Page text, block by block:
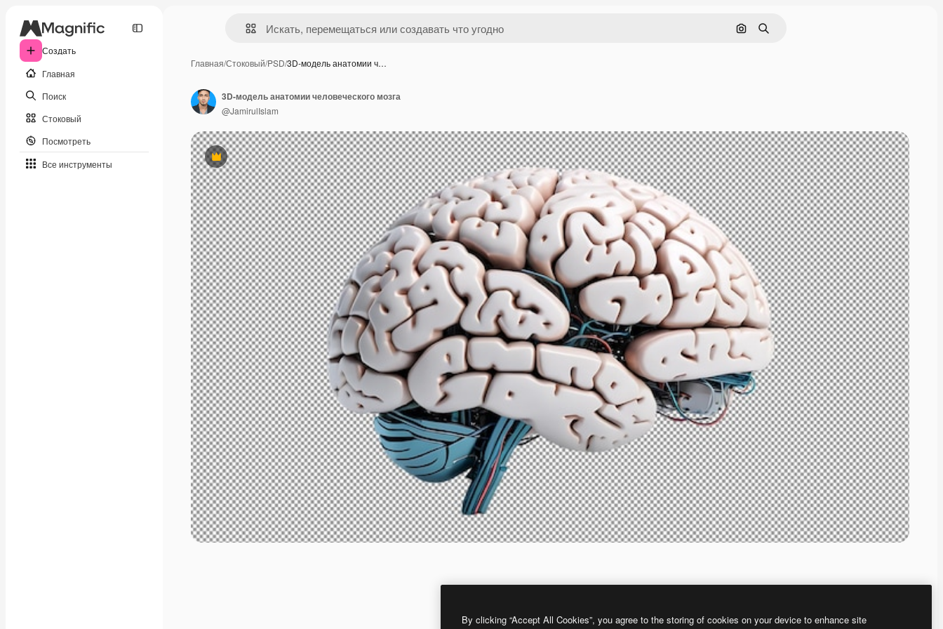
Создать
Главная
Поиск
Стоковый
Посмотреть
Все инструменты
Поиск по изображению
Поиск
Главная/Стоковый/PSD/3D-модель анатомии ч…
Премиум
3D-модель анатомии человеческого мозга
@JamirulIslam
By clicking “Accept All Cookies”, you agree to the storing of cookies on your device to enhance site